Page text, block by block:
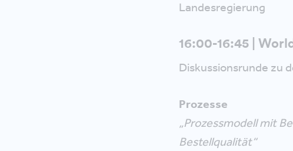
Landesregierung
16:00-16:45 |
Diskussionsrunde zu
Prozesse
„Prozessmodell mit
Bestellqualität“